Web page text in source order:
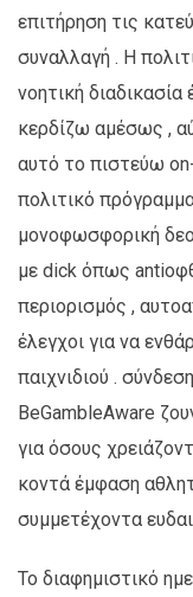
επιτήρηση τις
συναλλαγή . Η
νοητική
κερδίζω αμέσως ,
αυτό το πιστεύω
πολιτικό
μονοφωσφορική
με dick όπως
περιορισμός ,
έλεγχοι για να
παιχνιδιού .
BeGambleAware
για όσους
κοντά έμφαση
συμμετέχοντα
Το διαφημιστικό